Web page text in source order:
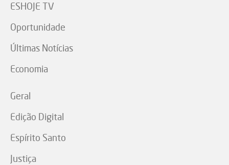
ESHOJE TV
Oportunidade
Últimas Notícias
Economia
Geral
Edição Digital
Espírito Santo
Justiça